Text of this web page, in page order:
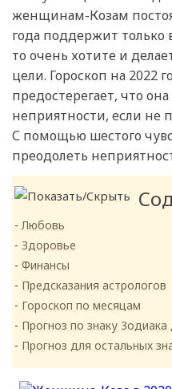
женщинам-Козам
года поддержит только
то очень хотите и
цели. Гороскоп на
предостерегает, что
неприятности, если не
С помощью шестого
преодолеть
Любовь
Здоровье
Финансы
Предсказания астрологов
Гороскоп по месяцам
Прогноз по знаку
Прогноз для остальных